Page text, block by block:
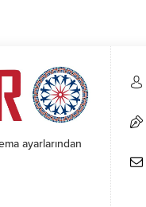
ayarlarından